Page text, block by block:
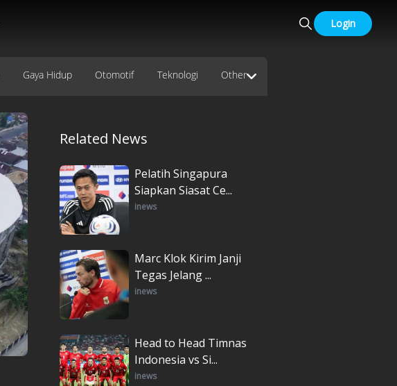
Login
Gaya Hidup Otomotif Teknologi Other
Related News
Pelatih Singapura
Siapkan Siasat Ce...
inews
Marc Klok Kirim Janji
Tegas Jelang ...
inews
Head to Head Timnas
Indonesia vs Si...
inews